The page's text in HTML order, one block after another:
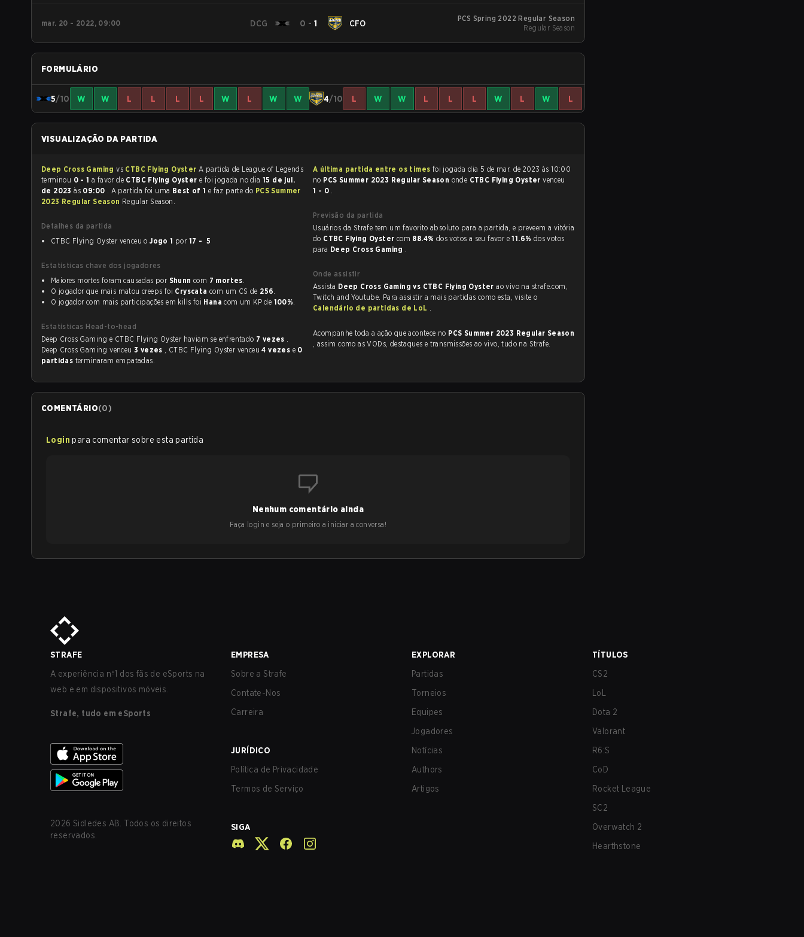
mar. 20 - 2022, 09:00 DCG 0 - 1 CFO
PCS Spring 2022 Regular Season
Regular Season
FORMULÁRIO
5/10 W W L L L L W L W W 4/10 L W W L L L W L W L
VISUALIZAÇÃO DA PARTIDA
Deep Cross Gamingvs CTBC Flying Oyster A partida de League of Legends
terminou 0 - 1 a favor de CTBC Flying Oyster e foi jogada no dia 15 de jul.
de 2023às 09:00 . A partida foi uma Best of 1 e faz parte do PCS Summer
2023 Regular Season Regular Season.
Detalhes da partida
CTBC Flying Oyster venceu oJogo 1 por 17 - 5
Estatísticas chave dos jogadores
Maiores mortes foram causadas por Shunn com 7 mortes.
O jogador que mais matou creeps foi Cryscata com um CS de 256.
O jogador com mais participações em kills foi Hana com um KP de 100%.
Estatísticas Head-to-head
Deep Cross Gaming e CTBC Flying Oyster haviam se enfrentado 7 vezes .
Deep Cross Gaming venceu 3 vezes , CTBC Flying Oyster venceu4 vezes e 0
partidas terminaram empatadas.
A última partida entre os times
no PCS Summer 2023 Regular Season onde CTBC Flying Oystervenceu
1 - 0 .
Previsão da partida
Usuários da Strafe tem um favorito absoluto para a partida, e preveem a vitória
do CTBC Flying Oyster com 88.4% dos votos a seu favor e11.6% dos votos
para Deep Cross Gaming .
Onde assistir
Assista Deep Cross Gaming vs CTBC Flying Oysterao vivo na strafe.com,
Twitch and Youtube. Para assistir a mais partidas como esta, visite o
Calendário de partidas de LoL .
Acompanhe toda a ação que acontece no PCS Summer 2023 Regular Season
, assim como as VODs, destaques e transmissões ao vivo, tudo na Strafe.
COMENTÁRIO(0)
Login para comentar sobre esta partida
Nenhum comentário ainda
Faça login e seja o primeiro a iniciar a conversa!
STRAFE
A experiência nº1 dos fãs de eSports na
web e em dispositivos móveis.
Strafe, tudo em eSports
2026 Sidledes AB. Todos os direitos
reservados.
EMPRESA
Sobre a Strafe
Contate-Nos
Carreira
JURÍDICO
Política de Privacidade
Termos de Serviço
SIGA
EXPLORAR
Partidas
Torneios
Equipes
Jogadores
Notícias
Authors
Artigos
TÍTULOS
CS2
LoL
Dota 2
Valorant
R6:S
CoD
Rocket League
SC2
Overwatch 2
Hearthstone